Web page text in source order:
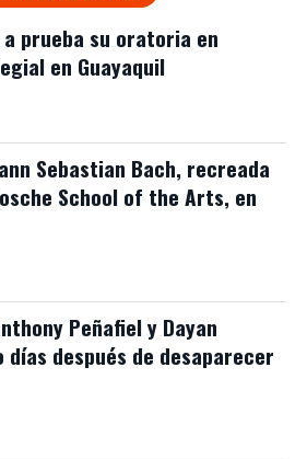
prueba su oratoria en
en Guayaquil
Sebastian Bach, recreada
School of the Arts, en
Peñafiel y Dayan
después de desaparecer